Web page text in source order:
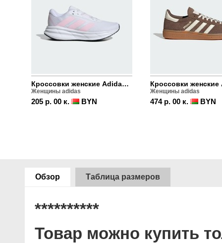
Кроссовки женские Adidas Galaxy 7
Женщины adidas
205 р. 00 к. BYN
Женщины adidas
474 р. 00 к. BYN
Обзор Таблица размеров
**********
Товар можно купить